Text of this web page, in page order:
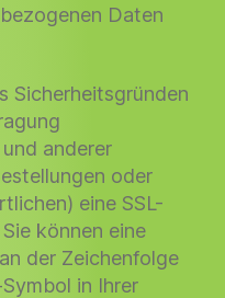
Daten
Sicherheitsgründen
anderer
oder
eine SSL-
können eine
der Zeichenfolge
in Ihrer